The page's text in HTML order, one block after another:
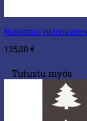
Nukketalo
135,00 €
Tutustu myös